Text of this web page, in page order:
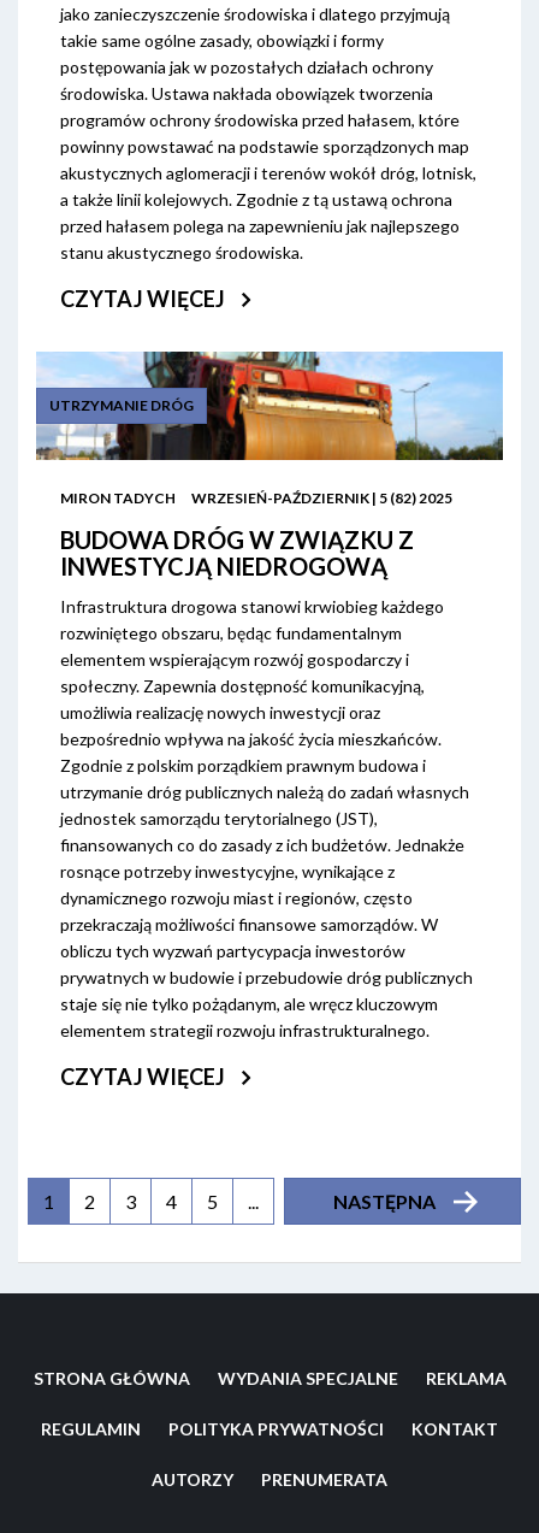
jako zanieczyszczenie środowiska i dlatego przyjmują
takie same ogólne zasady, obowiązki i formy
postępowania jak w pozostałych działach ochrony
środowiska. Ustawa nakłada obowiązek tworzenia
programów ochrony środowiska przed hałasem, które
powinny powstawać na podstawie sporządzonych map
akustycznych aglomeracji i terenów wokół dróg, lotnisk,
a także linii kolejowych. Zgodnie z tą ustawą ochrona
przed hałasem polega na zapewnieniu jak najlepszego
stanu akustycznego środowiska.
CZYTAJ WIĘCEJ
UTRZYMANIE DRÓG
MIRON TADYCH WRZESIEŃ-PAŹDZIERNIK | 5 (82) 2025
BUDOWA DRÓG W ZWIĄZKU Z
INWESTYCJĄ NIEDROGOWĄ
Infrastruktura drogowa stanowi krwiobieg każdego
rozwiniętego obszaru, będąc fundamentalnym
elementem wspierającym rozwój gospodarczy i
społeczny. Zapewnia dostępność komunikacyjną,
umożliwia realizację nowych inwestycji oraz
bezpośrednio wpływa na jakość życia mieszkańców.
Zgodnie z polskim porządkiem prawnym budowa i
utrzymanie dróg publicznych należą do zadań własnych
jednostek samorządu terytorialnego (JST),
finansowanych co do zasady z ich budżetów. Jednakże
rosnące potrzeby inwestycyjne, wynikające z
dynamicznego rozwoju miast i regionów, często
przekraczają możliwości finansowe samorządów. W
obliczu tych wyzwań partycypacja inwestorów
prywatnych w budowie i przebudowie dróg publicznych
staje się nie tylko pożądanym, ale wręcz kluczowym
elementem strategii rozwoju infrastrukturalnego.
CZYTAJ WIĘCEJ
1 (aktualna)
2 3 4 5 ... NASTĘPNA
STRONA GŁÓWNA WYDANIA SPECJALNE REKLAMA
REGULAMIN POLITYKA PRYWATNOŚCI KONTAKT
AUTORZY PRENUMERATA